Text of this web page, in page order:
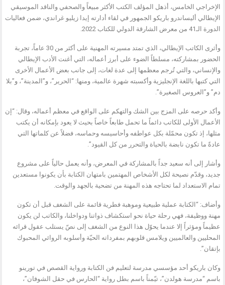
الإخراجي الخامس، أذهل المؤلف الكتب الأكثر مبيعاً والصحفي والناقد الموسيقي
الإيطالي أليساندرو باريكو الجمهور في لقاء أدارته إيدا زيليو غراندي، ضمن فعاليات
الدورة الـ41 من معرض الشارقة الدولي للكتاب 2022.
وأثرى الكاتب الإيطالي، الذي تمتد مسيرته المهنية على أكثر من 30 عاماً، تجربة
الحضور بمشاركته، مسلطاً الضوء على أبرز أعماله، التي أغنت الأدب الإيطالي
والإنساني، والتي تُرجم معظمها إلى عدة لغات، إلى جانب بعض الأعمال الأخرى
التي كتبها باللغة الإنجليزية وأكسبته شهرة عالمية، ومنها: “الحرير”، و”المدينة”، و”بلا
دم” و”العروس الصغيرة”.
وأكد حرصه على المزج بين الشك والتهكم على الواقع في معظم أعماله، وقال: “إن
الأعمال الأولى للكاتب دائماً ما تحمل طابعاً خاصاً بحيث لا يعود بإمكانه أن يكتب
مثلها، إذ تكون محمّلة بكل عواطفه وأحاسيسه وحماسه، فضلاً عن كلماتها التي
عادةً ما تكون نابضة بالحياة والتحرر من كل القيود”.
وأشار إلى أنه سعيد جداً بالمشاركة في المعرض، وأنه يعمل حالياً على مشروع
جديد، وقدّم نصيحة لكل الأشخاص المهتمين بامتهان الكتابة بأن يكونوا مستعدين
تمام الاستعداد لما تحتاجه هذه المهنة من تضحية بالجهد والوقت.
وأضاف: “الكتابة عملية طبيعية وموهبة فطرية قائمة على الشغف قبل أن تكون
مهنة ووظيفة، فهي رحلة حياة نحو استكشاف ذواتنا ودواخلنا، والكاتب لن يكون
عظيماً ومؤثراً إلا عندما يحوّل هذا النوع من الشغف إلى نصّ يستلب عقول قرائه
المحليين والعالميين ويلامس قلوبهم بمفرداته الحيّة وأسلوبه الروائي المحبوك
بإتقان”.
وكان باريكو أحد مؤسسي مدرسة لتعليم فن الكتابة ورواية القصص في تورينو
باسم “مدرسة هولدن”، تيّمناً باسم بطل رواية “الحارس في حقل الشوفان”،